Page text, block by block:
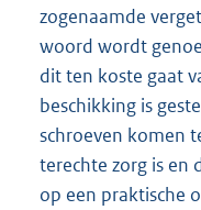
zogenaamde
woord wordt
dit ten koste gaat
beschikking is
schroeven komen
terechte zorg is en
op een praktische